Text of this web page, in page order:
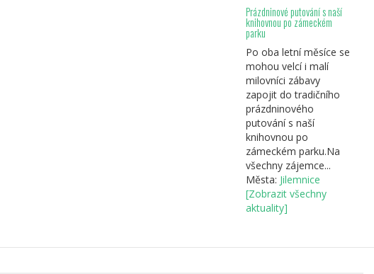
Prázdninové putování s naší
knihovnou po zámeckém
parku
Po oba letní měsíce se
mohou velcí i malí
milovníci zábavy
zapojit do tradičního
prázdninového
putování s naší
knihovnou po
zámeckém parku.Na
všechny zájemce...
Města: Jilemnice
[Zobrazit všechny
aktuality]